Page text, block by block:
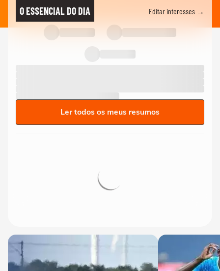
O ESSENCIAL DO DIA Editar interesses →
Ler todos os meus resumos